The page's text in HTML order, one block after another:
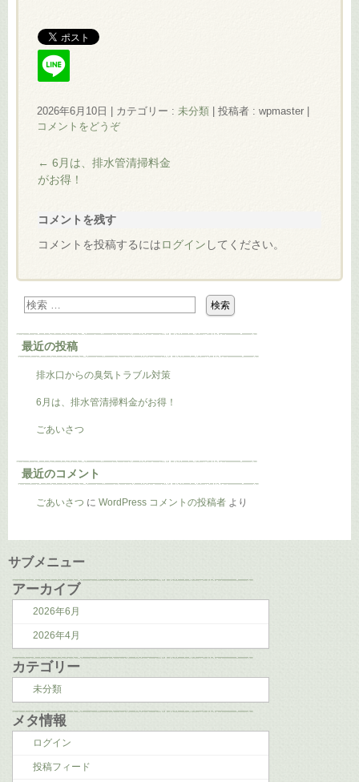
2026年6月10日 カテゴリー : 未分類 投稿者 : wpmaster
コメントをどうぞ
← 6月は、排水管清掃料金
がお得！
コメントを残す
コメントを投稿するにはログイン してください。
最近の投稿
排水口からの臭気トラブル対策
6月は、排水管清掃料金がお得！
ごあいさつ
最近のコメント
ごあいさつ に WordPress コメントの投稿者 より
サブメニュー
アーカイブ
2026年6月
2026年4月
カテゴリー
未分類
メタ情報
ログイン
投稿フィード